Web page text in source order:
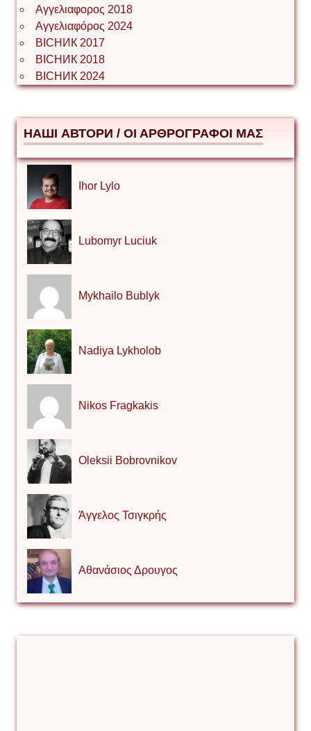
Αγγελιαφορος 2018
Αγγελιαφόρος 2024
ВІСНИК 2017
ВІСНИК 2018
ВІСНИК 2024
НАШІ АВТОРИ / ΟΙ ΑΡΘΡΟΓΡΑΦΟΙ ΜΑΣ
Ihor Lylo
Lubomyr Luciuk
Mykhailo Bublyk
Nadiya Lykholob
Nikos Fragkakis
Oleksii Bobrovnikov
Άγγελος Τσιγκρής
Αθανάσιος Δρουγος